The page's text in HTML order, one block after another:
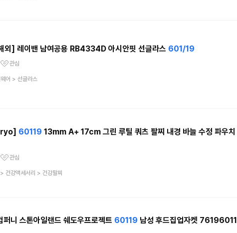
] 레이밴 남여공용 RB4334D 아시안핏 선글라스 601/19
상품
관심
어 > 선글라스
60119 13mm A+ 17cm 그린 루틸 쿼츠 팔찌 내경 바늘 수정 파우치
상품
관심
건강액세서리 > 건강팔찌
퍼니 스톤아일랜드 쉐도우프로젝트 60119 남성 후드집업자켓 76196011